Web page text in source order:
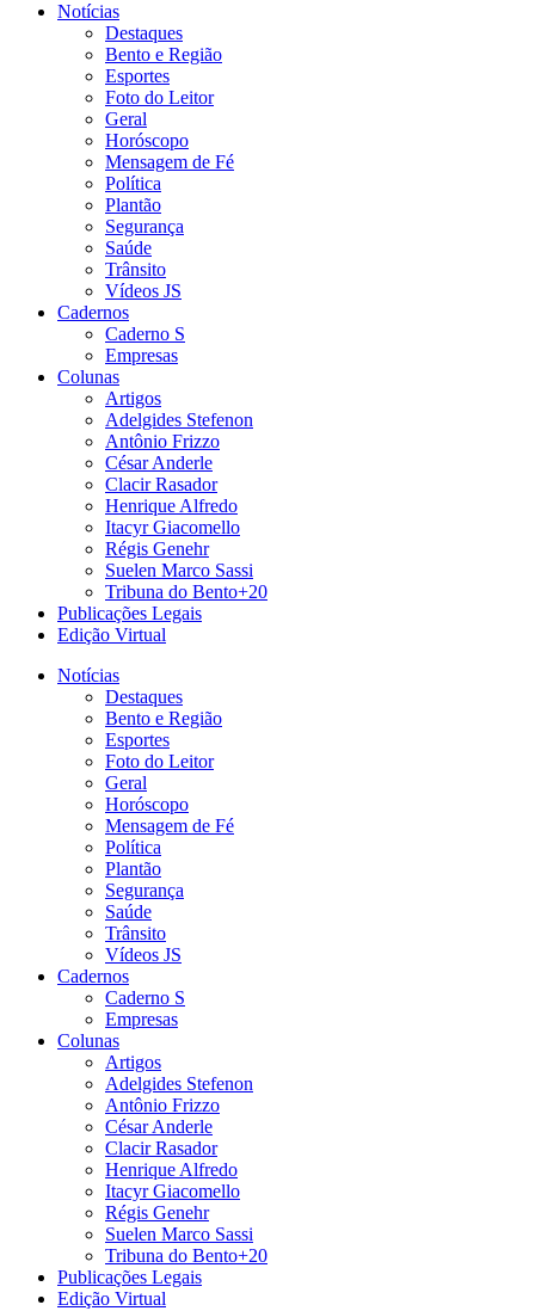
Notícias
Destaques
Bento e Região
Esportes
Foto do Leitor
Geral
Horóscopo
Mensagem de Fé
Política
Plantão
Segurança
Saúde
Trânsito
Vídeos JS
Cadernos
Caderno S
Empresas
Colunas
Artigos
Adelgides Stefenon
Antônio Frizzo
César Anderle
Clacir Rasador
Henrique Alfredo
Itacyr Giacomello
Régis Genehr
Suelen Marco Sassi
Tribuna do Bento+20
Publicações Legais
Edição Virtual
Notícias
Destaques
Bento e Região
Esportes
Foto do Leitor
Geral
Horóscopo
Mensagem de Fé
Política
Plantão
Segurança
Saúde
Trânsito
Vídeos JS
Cadernos
Caderno S
Empresas
Colunas
Artigos
Adelgides Stefenon
Antônio Frizzo
César Anderle
Clacir Rasador
Henrique Alfredo
Itacyr Giacomello
Régis Genehr
Suelen Marco Sassi
Tribuna do Bento+20
Publicações Legais
Edição Virtual